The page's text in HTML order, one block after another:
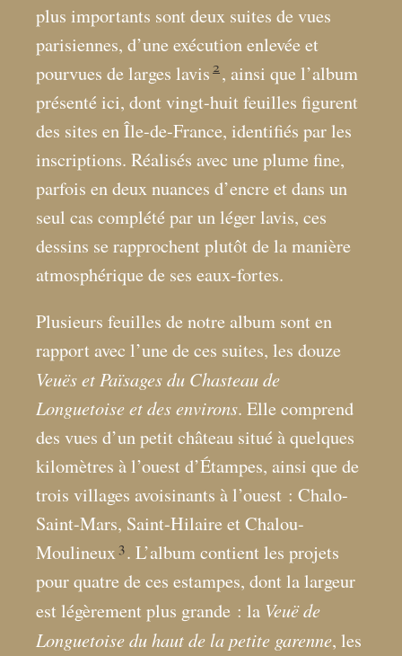
plus importants sont deux suites de vues
parisiennes, d’une exécution enlevée et
pourvues de larges lavis 2 , ainsi que l’album
présenté ici, dont vingt-huit feuilles figurent
des sites en Île-de-France, identifiés par les
inscriptions. Réalisés avec une plume fine,
parfois en deux nuances d’encre et dans un
seul cas complété par un léger lavis, ces
dessins se rapprochent plutôt de la manière
atmosphérique de ses eaux-fortes.
Plusieurs feuilles de notre album sont en
rapport avec l’une de ces suites, les douze
Veuës et Païsages du Chasteau de
Longuetoise et des environs. Elle comprend
des vues d’un petit château situé à quelques
kilomètres à l’ouest d’Étampes, ainsi que de
trois villages avoisinants à l’ouest : Chalo-
Saint-Mars, Saint-Hilaire et Chalou-
Moulineux 3 . L’album contient les projets
pour quatre de ces estampes, dont la largeur
est légèrement plus grande : la Veuë de
Longuetoise du haut de la petite garenne, les